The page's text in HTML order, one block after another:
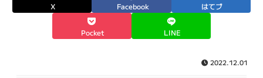
X Facebook はてブ
Pocket LINE
2022.12.01